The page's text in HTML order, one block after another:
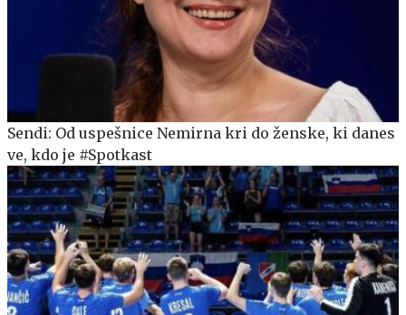
Sendi: Od uspešnice Nemirna kri do ženske, ki danes
ve, kdo je #Spotkast